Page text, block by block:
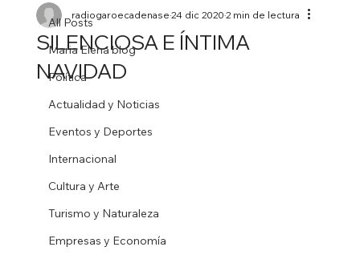
All Posts
Maria Elena blog
Política
Actualidad y Noticias
Eventos y Deportes
Internacional
Cultura y Arte
Turismo y Naturaleza
Empresas y Economía
SILENCIOSA E ÍNTIMA
NAVIDAD
radiogaroecadenase24 dic 20202 min de lectura